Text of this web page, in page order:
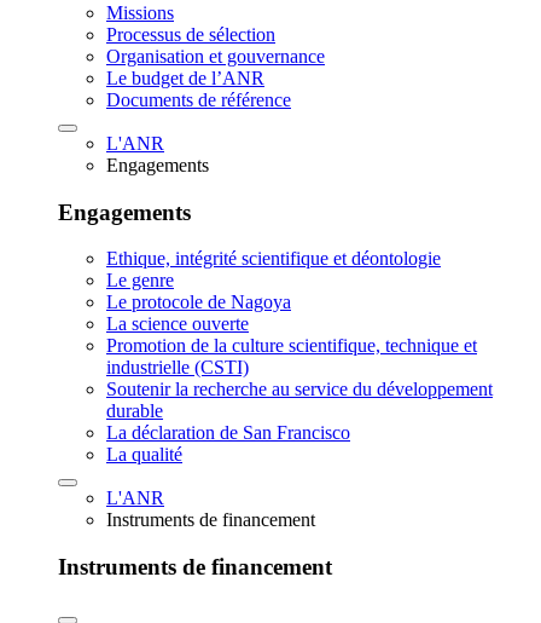
Missions
Processus de sélection
Organisation et gouvernance
Le budget de l’ANR
Documents de référence
L'ANR
Engagements
Engagements
Ethique, intégrité scientifique et déontologie
Le genre
Le protocole de Nagoya
La science ouverte
Promotion de la culture scientifique, technique et
industrielle (CSTI)
Soutenir la recherche au service du développement
durable
La déclaration de San Francisco
La qualité
L'ANR
Instruments de financement
Instruments de financement